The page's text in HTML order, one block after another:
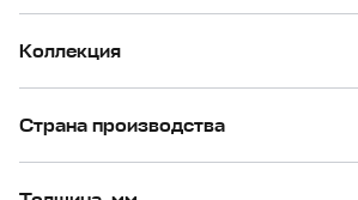
Коллекция
Страна производства